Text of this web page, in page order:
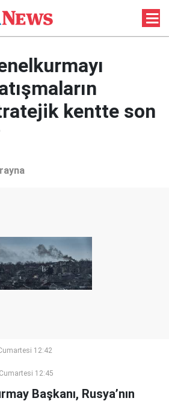
kentte son
12:42
12:45
Başkanı, Rusya’nın